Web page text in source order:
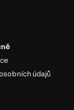
údajů